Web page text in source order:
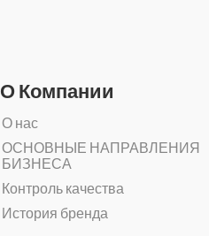
О Компании
О нас
ОСНОВНЫЕ НАПРАВЛЕНИЯ
БИЗНЕСА
Контроль качества
История бренда